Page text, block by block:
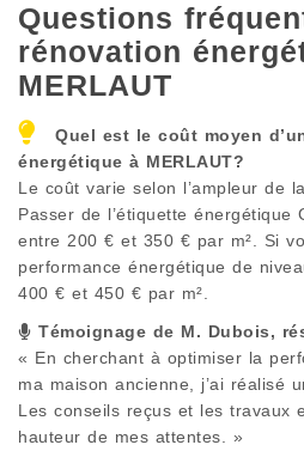
Questions
rénovation
MERLAUT
Quel est le coût moyen
énergétique à MERLAUT?
Le coût varie selon l’ampleur de
Passer de l’étiquette énergétique
entre 200 € et 350 € par m². Si
performance énergétique de
400 € et 450 € par m².
Témoignage de M. Dubois,
« En cherchant à optimiser la
ma maison ancienne, j’ai réalisé
Les conseils reçus et les travaux
hauteur de mes attentes. »